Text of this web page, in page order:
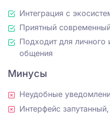
Интеграция с
Приятный
Подходит для личного
общения
Минусы
Неудобные
Интерфейс